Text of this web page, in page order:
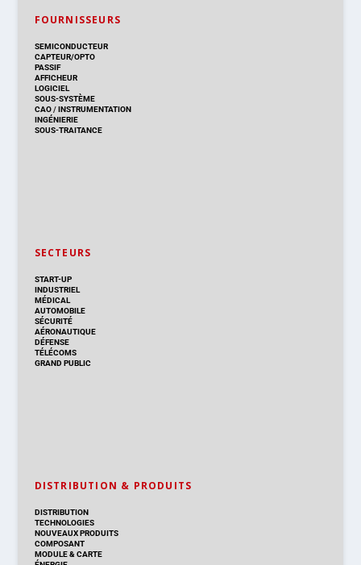
FOURNISSEURS
SEMICONDUCTEUR
CAPTEUR/OPTO
PASSIF
AFFICHEUR
LOGICIEL
SOUS-SYSTÈME
CAO/INSTRUMENTATION
INGÉNIERIE
SOUS-TRAITANCE
SECTEURS
START-UP
INDUSTRIEL
MÉDICAL
AUTOMOBILE
SÉCURITÉ
AÉRONAUTIQUE
DÉFENSE
TÉLÉCOMS
GRAND PUBLIC
DISTRIBUTION & PRODUITS
DISTRIBUTION
TECHNOLOGIES
NOUVEAUX PRODUITS
COMPOSANT
MODULE & CARTE